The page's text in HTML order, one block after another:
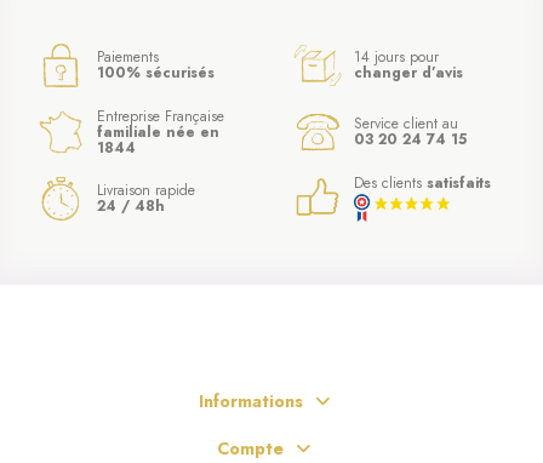
Paiements
100% sécurisés
14 jours pour
changer d’avis
Entreprise Française
familiale née en
1844
Service client au
03 20 24 74 15
Livraison rapide
24 / 48h
Des clients satisfaits
Informations
Compte